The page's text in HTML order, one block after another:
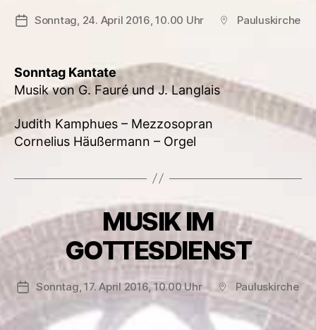
Veröffentlichungsdatum
Sonntag, 24. April 2016, 10.00 Uhr Beitragsort
Pauluskirche
Sonntag Kantate
Musik von G. Fauré und J. Langlais
Judith Kamphues – Mezzosopran
Cornelius Häußermann – Orgel
MUSIK IM
GOTTESDIENST
Veröffentlichungsdatum
Sonntag, 17. April 2016, 10.00 Uhr Beitragsort
Pauluskirche